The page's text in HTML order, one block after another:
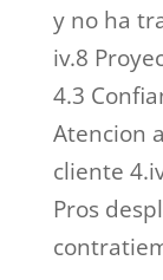
y no ha
iv.8
4.3
Atencion
cliente
Pros